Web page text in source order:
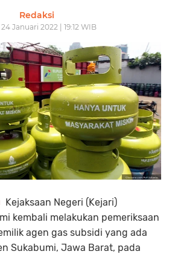
Redaksi
Januari 2022 | 19:12 WIB
Kejaksaan Negeri (Kejari)
kembali melakukan pemeriksaan
agen gas subsidi yang ada
Sukabumi, Jawa Barat, pada